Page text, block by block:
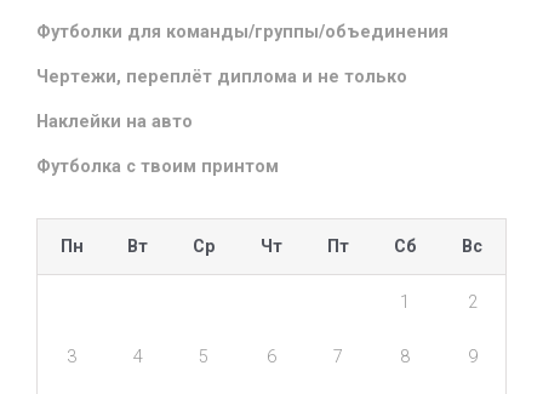
Футболки для команды/группы/объединения
Чертежи, переплёт диплома и не только
Наклейки на авто
Футболка с твоим принтом
Пн Вт Ср Чт Пт Сб Вс
1 2
3 4 5 6 7 8 9